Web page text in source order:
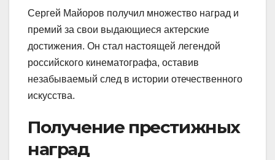
Сергей Майоров получил множество наград и
премий за свои выдающиеся актерские
достижения. Он стал настоящей легендой
российского кинематографа, оставив
незабываемый след в истории отечественного
искусства.
Получение престижных
наград